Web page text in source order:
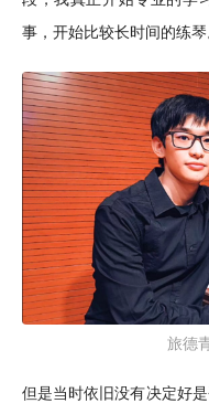
事，开始比较长时间的练琴
旅德
但是当时依旧没有决定好